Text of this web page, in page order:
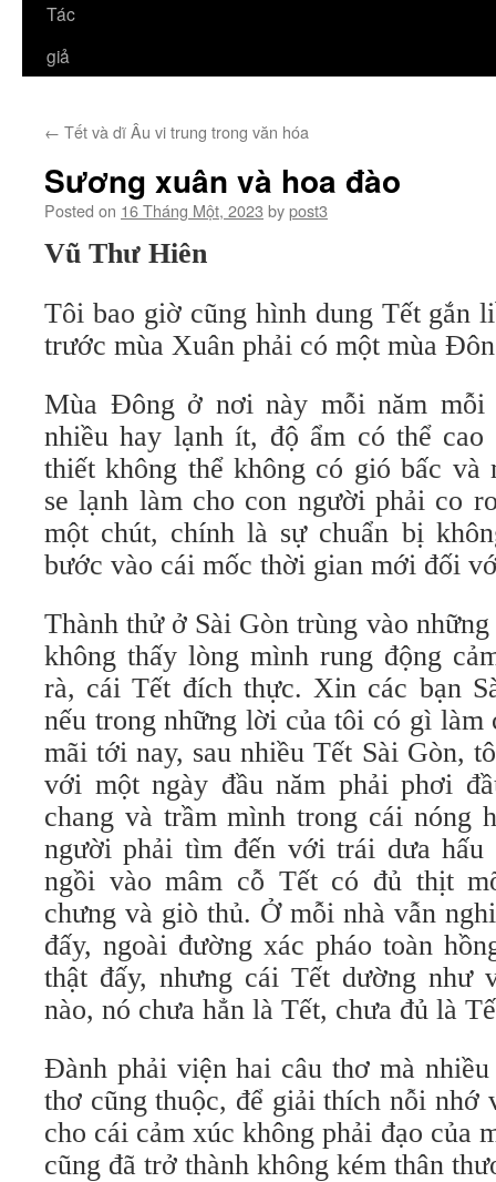
Tác
giả
← Tết và dĩ Âu vi trung trong văn hóa
Sương xuân và hoa đào
Posted on 16 Tháng Một, 2023 bypost3
Vũ Thư Hiên
Tôi bao giờ cũng hình dung Tết gắn
trước mùa Xuân phải có một mùa
Mùa Ðông ở nơi này mỗi năm mỗi
nhiều hay lạnh ít, độ ẩm có thể cao
thiết không thể không có gió bấc và
se lạnh làm cho con người phải co
một chút, chính là sự chuẩn bị
bước vào cái mốc thời gian mới đối
Thành thử ở Sài Gòn trùng vào
không thấy lòng mình rung động
rà, cái Tết đích thực. Xin các bạn
nếu trong những lời của tôi có gì làm
mãi tới nay, sau nhiều Tết Sài Gòn,
với một ngày đầu năm phải phơi
chang và trầm mình trong cái nóng
người phải tìm đến với trái dưa
ngồi vào mâm cỗ Tết có đủ thịt
chưng và giò thủ. Ở mỗi nhà vẫn
đấy, ngoài đường xác pháo toàn
thật đấy, nhưng cái Tết dường như
nào, nó chưa hẳn là Tết, chưa đủ là
Ðành phải viện hai câu thơ mà
thơ cũng thuộc, để giải thích nỗi nhớ
cho cái cảm xúc không phải đạo của
cũng đã trở thành không kém thân